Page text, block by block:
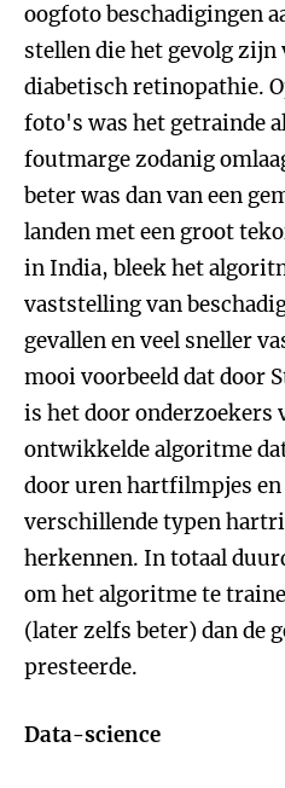
oogfoto beschadigingen
stellen die het gevolg zijn
diabetisch retinopathie.
foto's was het getrainde
foutmarge zodanig
beter was dan van een
landen met een groot
in India, bleek het
vaststelling van
gevallen en veel sneller
mooi voorbeeld dat door
is het door
ontwikkelde algoritme
door uren hartfilmpjes
verschillende typen
herkennen. In totaal
om het algoritme te
(later zelfs beter) dan de
presteerde.
Data-science